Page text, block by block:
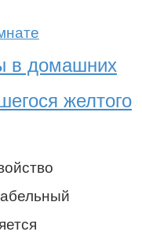
в домашних
желтого